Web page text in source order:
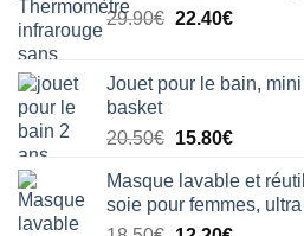
29.90€ Le
était :
22.40€Le
est :
Jouet pour le bain,
basket
20.50€ Le
initial
était :
15.80€Le
actuel
est :
Masque lavable et
soie pour femmes,